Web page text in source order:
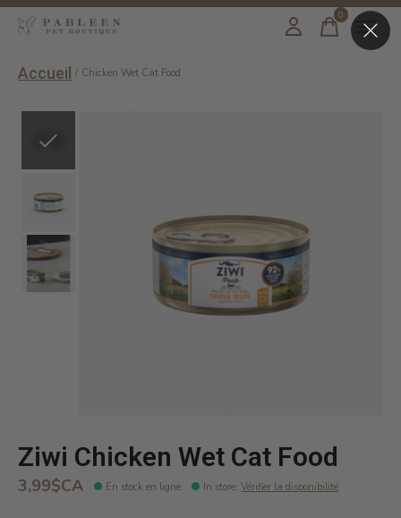
0items
Accueil / Chicken Wet Cat Food
Ziwi Chicken Wet Cat Food
3,99$CA En stock en ligne In store:Vérifier la disponibilité